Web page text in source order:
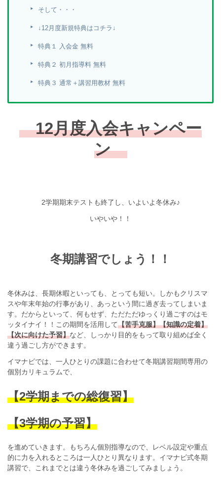
そして・・・
↓12月度新規特典はコチラ↓
特典１ 入会金 無料
特典２ 初月指導料 無料
特典３ 通常＋講習用教材 無料
12月度入会キャンペー
ン
2学期期末テストも終了し、いよいよ冬休み♪
いやいや！！
冬期講習でしょう！！
冬休みは、長期休暇といっても、とっても短い。しかもクリスマ
スや年末年始の行事があり、あっという間に過ぎ去ってしまいま
す。だからといって、何もせず、ただただゆっくり過ごすのはモ
ッタイナイ！！この期間を活用して【苦手克服】【知識の定着】
【次に向けた予習】など、しっかり目的をもって取り組めば全く
違う過ごし方ができます。
イマナビでは、一人ひとりの課題に合わせて冬期講習期間専用の
個別カリキュラムで、
【2学期までの総復習】
【3学期の予習】
を進めていきます。もちろん個別指導なので、レベル設定や重点
的に力を入れるところは一人ひとり異なります。イマナビ式冬期
講習で、これまでとは違う冬休みを過ごしてみましょう。